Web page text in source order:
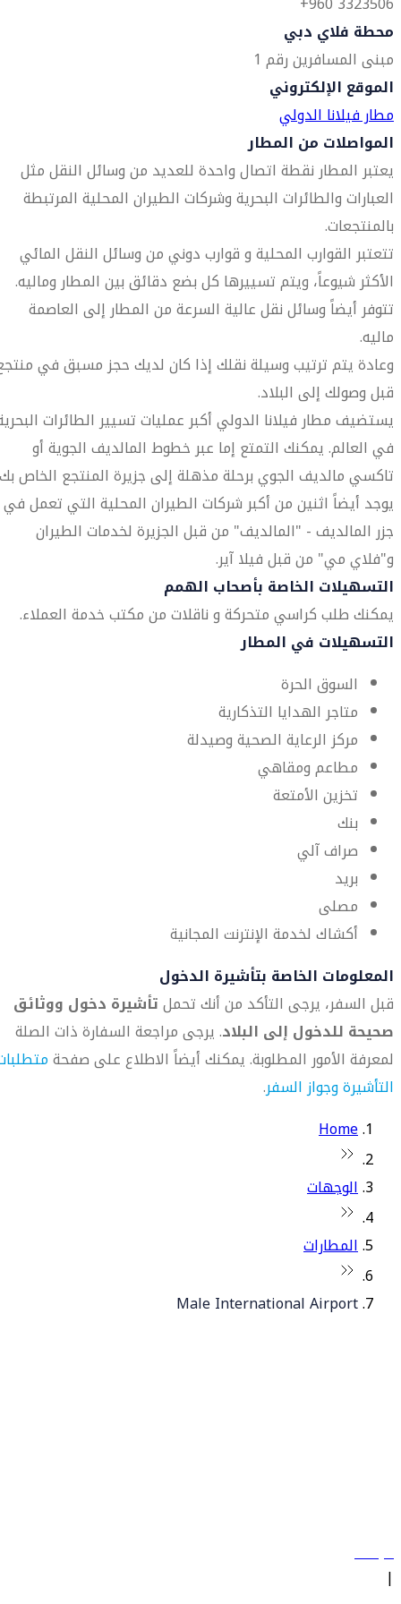
محطة فلاي دبي
مبنى المسافرين رقم 1
الموقع الإلكتروني
مطار فيلانا الدولي
المواصلات من المطار
يعتبر المطار نقطة اتصال واحدة للعديد من وسائل النقل مثل
العبارات والطائرات البحرية وشركات الطيران المحلية المرتبطة
بالمنتجعات.
تتعتبر القوارب المحلية و قوارب دوني من وسائل النقل المائي
الأكثر شيوعاً، ويتم تسييرها كل بضع دقائق بين المطار وماليه.
تتوفر أيضاً وسائل نقل عالية السرعة من المطار إلى العاصمة
ماليه.
وعادة يتم ترتيب وسيلة نقلك إذا كان لديك حجز مسبق في
قبل وصولك إلى البلاد.
يستضيف مطار فيلانا الدولي أكبر عمليات تسيير الطائرات
في العالم. يمكنك التمتع إما عبر خطوط المالديف الجوية أو
تاكسي مالديف الجوي برحلة مذهلة إلى جزيرة المنتجع الخاص
يوجد أيضاً اثنين من أكبر شركات الطيران المحلية التي تعمل في
جزر المالديف - "المالديف" من قبل الجزيرة لخدمات الطيران
و"فلاي مي" من قبل فيلا آير.
التسهيلات الخاصة بأصحاب الهمم
يمكنك طلب كراسي متحركة و ناقلات من مكتب خدمة العملاء.
التسهيلات في المطار
السوق الحرة
متاجر الهدايا التذكارية
مركز الرعاية الصحية وصيدلة
مطاعم ومقاهي
تخزين الأمتعة
بنك
صراف آلي
بريد
مصلى
أكشاك لخدمة الإنترنت المجانية
المعلومات الخاصة بتأشيرة الدخول
قبل السفر، يرجى التأكد من أنك تحملتأشيرة دخول ووثائق
صحيحة للدخول إلى البلاد. يرجى مراجعة السفارة ذات الصلة
لمعرفة الأمور المطلوبة. يمكنك أيضاً الاطلاع على صفحة
التأشيرة وجواز السفر.
Home
الوجهات
المطارات
Male International Airport
سياساتنا
|